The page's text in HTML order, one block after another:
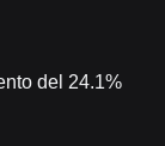
del 24.1%